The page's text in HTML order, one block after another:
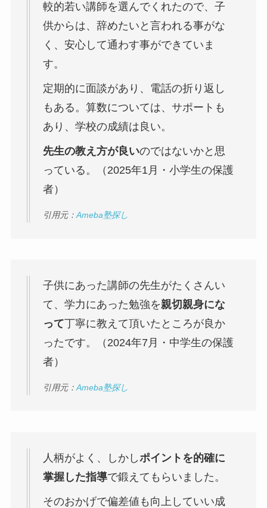
較的若い講師を選んでくれたので、子
供からは、辞めたいと言われる事がな
く、安心して通わす事ができていま
す。
定期的に面談があり、電話の折り返し
もある。算数については、サポートも
あり、学校の成績は良い。
先生の教え方が良いのではないかと思
っている。（2025年1月・小学生の保護
者）
引用元： Ameba塾探し
子供にあった講師の先生がたくさんい
て、学力にあった勉強を親切親身にな
って丁寧に教えて頂いたところが良か
ったです。（2024年7月・中学生の保護
者）
引用元： Ameba塾探し
人柄がよく、しかしポイントを的確に
掌握した指導で鍛えてもらいました。
そのおかげで偏差値も向上していい成